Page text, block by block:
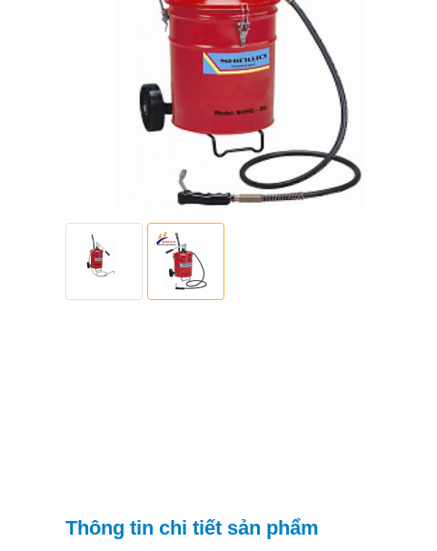
Thông tin chi tiết sản phẩm